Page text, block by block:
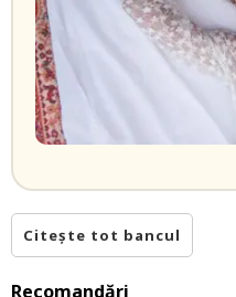
Citește tot bancul
Recomandări